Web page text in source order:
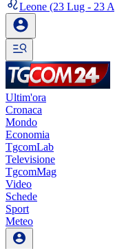
Leone (23 Lug - 23
Ultim'ora
Cronaca
Mondo
Economia
TgcomLab
Televisione
TgcomMag
Video
Schede
Sport
Meteo